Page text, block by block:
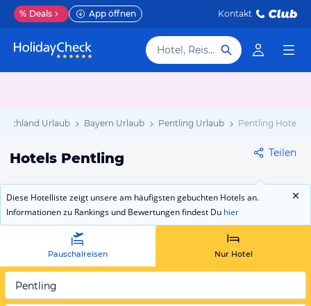
% Deals App öffnen Kontakt
Hotel, Reiseziel
Urlaub Bayern Urlaub Pentling Urlaub Pentling Hotels
Hotels Pentling Teilen
Diese Hotelliste zeigt unsere am häufigsten gebuchten Hotels an.
Informationen zu Rankings und Bewertungen findest Du hier
Pauschalreisen Nur Hotel
Pentling